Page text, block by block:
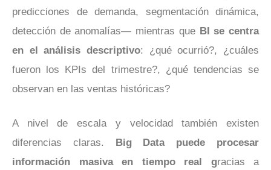
predicciones de demanda, segmentación dinámica,
detección de anomalías— mientras que BI se centra
en el análisis descriptivo: ¿qué ocurrió?, ¿cuáles
fueron los KPIs del trimestre?, ¿qué tendencias se
observan en las ventas históricas?
A nivel de escala y velocidad también existen
diferencias claras. Big Data puede procesar
información masiva en tiempo real gracias a